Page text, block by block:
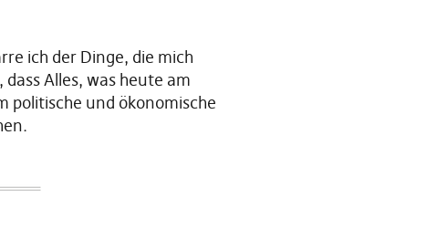
ich der Dinge, die mich
Alles, was heute am
politische und ökonomische